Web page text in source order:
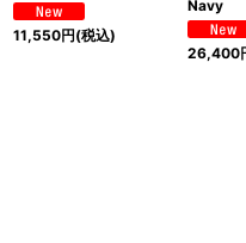
11,550円(税込)
Navy
26,400